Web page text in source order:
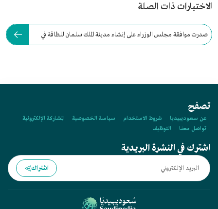
الاختبارات ذات الصلة
صدرت موافقة مجلس الوزراء على إنشاء مدينة الملك سلمان للطاقة في
تصفح
عن سعوديبيديا شروط الاستخدام سياسة الخصوصية
المشاركة الإلكترونية
تواصل معنا
التوظيف
اشترك في النشرة البريدية
اشتراك